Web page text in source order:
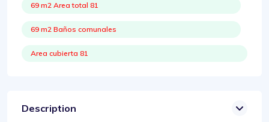
69 m2 Area total 81
69 m2 Baños comunales
Area cubierta 81
Description